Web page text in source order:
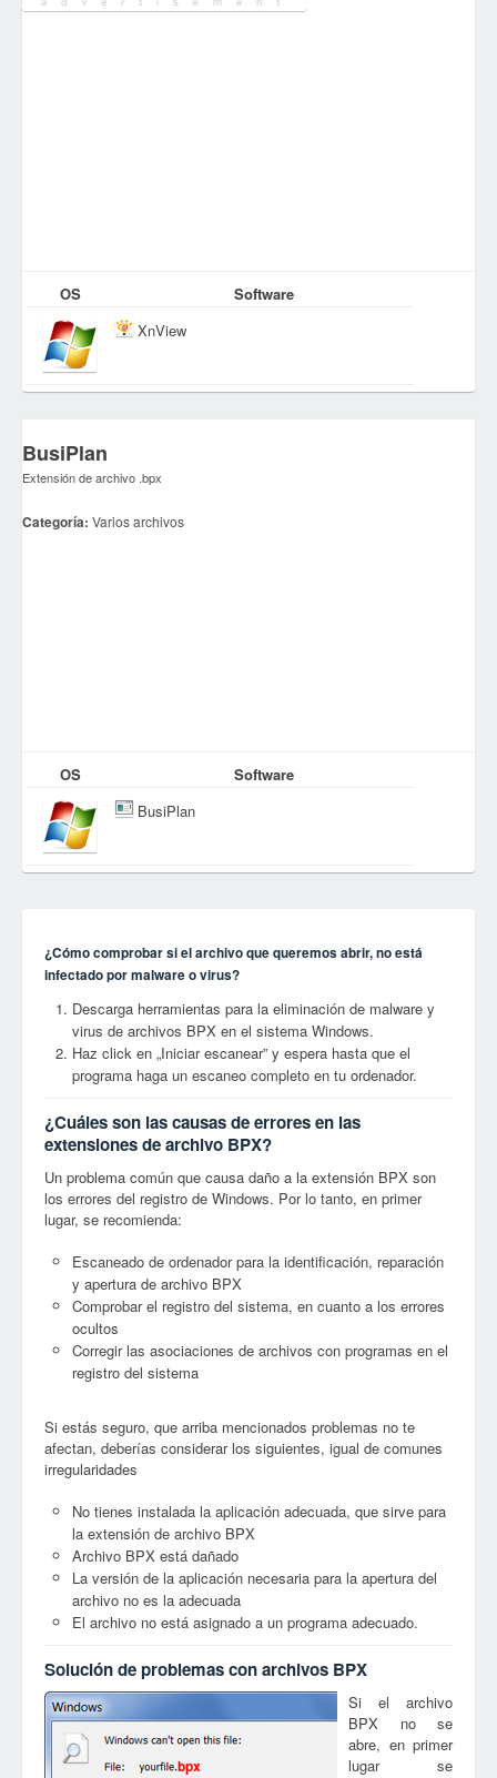
OS
Software
XnView
BusiPlan
Extensión de archivo .bpx
Categoría: Varios archivos
OS
Software
BusiPlan
¿Cómo comprobar si el archivo que queremos abrir, no está
infectado por malware o virus?
Descarga herramientas para la eliminación de malware y
virus de archivos BPX en el sistema Windows.
Haz click en „Iniciar escanear” y espera hasta que el
programa haga un escaneo completo en tu ordenador.
¿Cuáles son las causas de errores en las
extensiones de archivo BPX?
Un problema común que causa daño a la extensión BPX son
los errores del registro de Windows. Por lo tanto, en primer
lugar, se recomienda:
Escaneado de ordenador para la identificación, reparación
y apertura de archivo BPX
Comprobar el registro del sistema, en cuanto a los errores
ocultos
Corregir las asociaciones de archivos con programas en el
registro del sistema
Si estás seguro, que arriba mencionados problemas no te
afectan, deberías considerar los siguientes, igual de comunes
irregularidades
No tienes instalada la aplicación adecuada, que sirve para
la extensión de archivo BPX
Archivo BPX está dañado
La versión de la aplicación necesaria para la apertura del
archivo no es la adecuada
El archivo no está asignado a un programa adecuado.
Solución de problemas con archivos BPX
bpx
Si el archivo
BPX no se
abre, en primer
lugar se